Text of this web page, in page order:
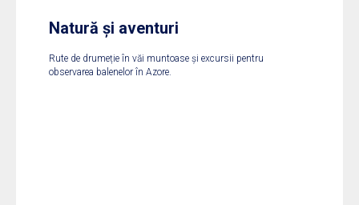
Natură și aventuri
Rute de drumeție în văi muntoase și excursii pentru
observarea balenelor în Azore.